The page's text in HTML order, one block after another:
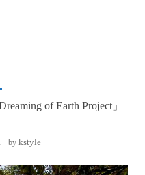
of Earth Project」
by kstyle